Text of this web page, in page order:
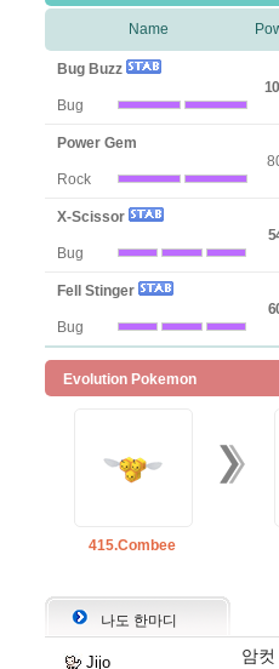
Name
Bug Buzz
Bug
Power Gem
Rock
X-Scissor
Bug
Fell Stinger
Bug
Evolution Pokemon
415.Combee
나도 한마디
Jijo
암